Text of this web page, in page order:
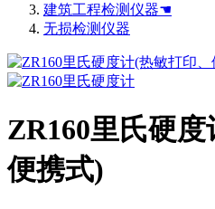
建筑工程检测仪器☚
无损检测仪器
ZR160里氏硬度
便携式)